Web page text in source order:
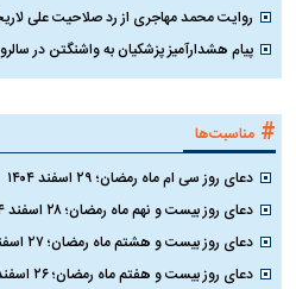
روایت محمد مهاجری از رد صلاحیت علی
پیام هشدارآمیز پزشکیان به واشنگتن در
# مناسبت‌ها
دعای روز سی ام ماه رمضان؛ ۲۹ اسفند ۱۴۰۴
دعای روز بیست و نهم ماه رمضان؛ ۲۸ اسفند ۱۴۰۴
دعای روز بیست و هشتم ماه رمضان؛ ۲۷ اسفند ۱۴۰۴
دعای روز بیست و هفتم ماه رمضان؛ ۲۶ اسفند ۱۴۰۴